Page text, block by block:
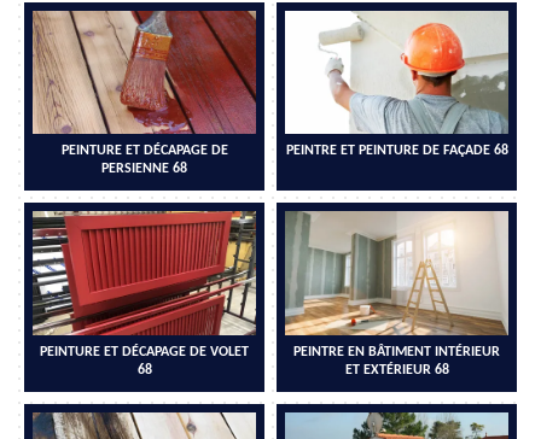
PEINTURE ET DÉCAPAGE DE
PERSIENNE 68
PEINTRE ET PEINTURE DE FAÇADE 68
PEINTURE ET DÉCAPAGE DE VOLET
68
PEINTRE EN BÂTIMENT INTÉRIEUR
ET EXTÉRIEUR 68